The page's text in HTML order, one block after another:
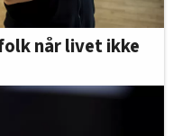
når livet ikke